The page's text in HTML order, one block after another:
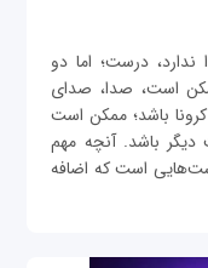
درست؛ اما دو
است، صدا، صدای
باشد؛ ممکن است
باشد. آنچه مهم
است که اضافه